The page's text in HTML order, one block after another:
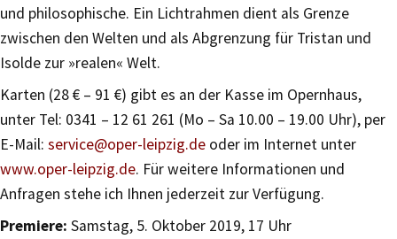
und philosophische. Ein Lichtrahmen dient als Grenze
zwischen den Welten und als Abgrenzung für Tristan und
Isolde zur »realen« Welt.
Karten (28 € – 91 €) gibt es an der Kasse im Opernhaus,
unter Tel: 0341 – 12 61 261 (Mo – Sa 10.00 – 19.00 Uhr), per
E-Mail: service@oper-leipzig.de oder im Internet unter
www.oper-leipzig.de. Für weitere Informationen und
Anfragen stehe ich Ihnen jederzeit zur Verfügung.
Premiere: Samstag, 5. Oktober 2019, 17 Uhr